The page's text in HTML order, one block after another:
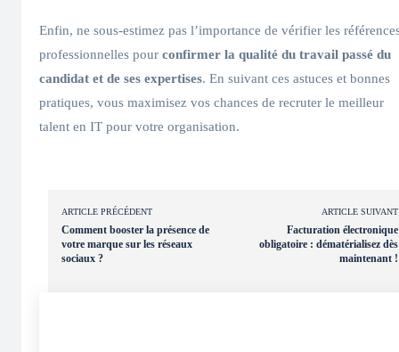
Enfin, ne sous-estimez pas l’importance de vérifier les
professionnelles pour confirmer la qualité du travail passé du
candidat et de ses expertises. En suivant ces astuces et bonnes
pratiques, vous maximisez vos chances de recruter le meilleur
talent en IT pour votre organisation.
ARTICLE PRÉCÉDENT
Comment booster la présence de
votre marque sur les réseaux
sociaux ?
ARTICLE SUIVANT
Facturation électronique
obligatoire : dématérialisez dès
maintenant !